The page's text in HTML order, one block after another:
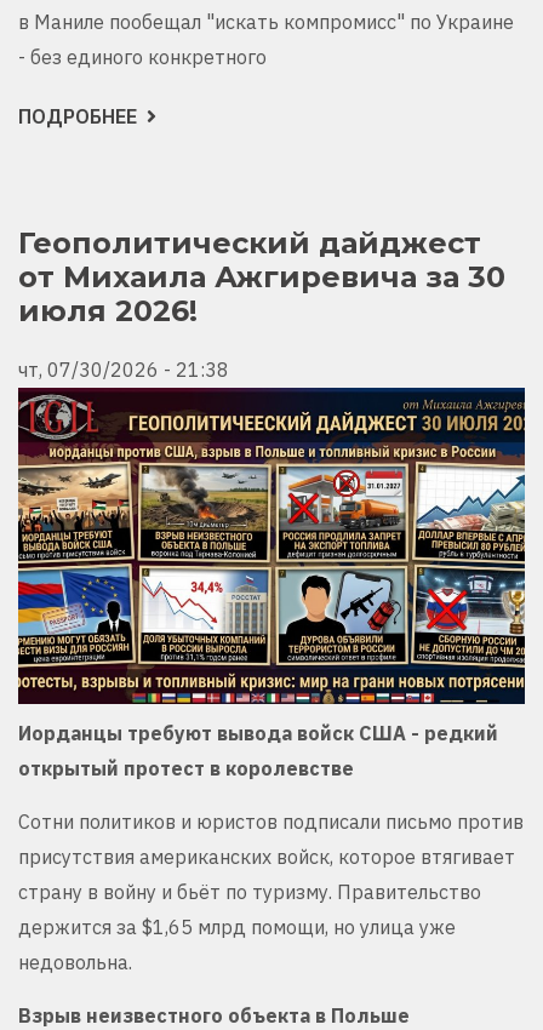
в Маниле пообещал "искать компромисс" по Украине
- без единого конкретного
ПОДРОБНЕЕ О
АЖГИРЕВИЧА
Геополитический дайджест
от Михаила Ажгиревича за 30
июля 2026!
чт, 07/30/2026 - 21:38
Иорданцы требуют вывода войск США - редкий
открытый протест в королевстве
Сотни политиков и юристов подписали письмо против
присутствия американских войск, которое втягивает
страну в войну и бьёт по туризму. Правительство
держится за $1,65 млрд помощи, но улица уже
недовольна.
Взрыв неизвестного объекта в Польше